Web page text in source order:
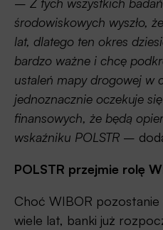
– Z tych wszystkich
środowiskowych wyszło,
lat, dlatego ten okres
bardzo ważne i chcę
ustaleń mapy drogowej w
jednoznacznie oczekuje
finansowych, że będą
wskaźniku POLSTR –
POLSTR przejmie rolę
Choć WIBOR
wiele lat, banki już